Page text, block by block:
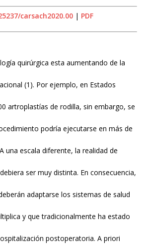
carsach2020.00 | PDF
quirúrgica esta aumentando de la
(1). Por ejemplo, en Estados
artroplastías de rodilla, sin embargo, se
podría ejecutarse en más de
una escala diferente, la realidad de
ser muy distinta. En consecuencia,
adaptarse los sistemas de salud
y que tradicionalmente ha estado
postoperatoria. A priori